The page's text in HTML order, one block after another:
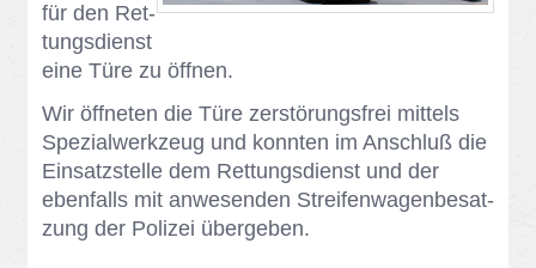
für den Ret­
tungs­dienst
eine Türe zu öff­nen.
Wir öff­ne­ten die Türe zer­stö­rungs­frei mit­tels
Spe­zi­al­werk­zeug und konn­ten im An­schluß die
Ein­satz­stel­le dem Ret­tungs­dienst und der
eben­falls mit an­we­sen­den Strei­fen­wa­gen­be­sat­
zung der Po­li­zei über­ge­ben.